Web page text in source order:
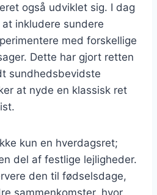
også udviklet sig. I dag
inkludere sundere
med forskellige
Dette har gjort retten
sundhedsbevidste
at nyde en klassisk ret
kun en hverdagsret;
del af festlige lejligheder.
den til fødselsdage,
sammenkomster, hvor